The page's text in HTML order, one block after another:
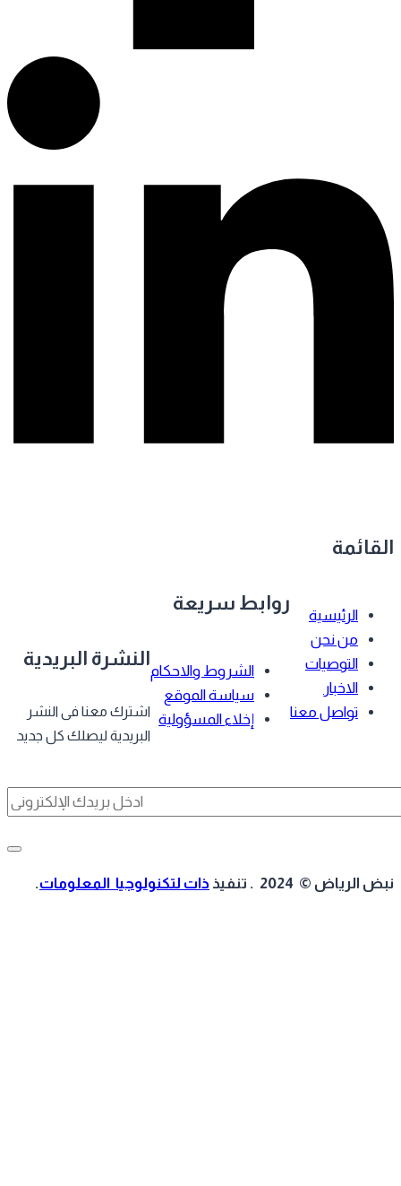
الرئيسية
من نحن
التوصيات
الاخبار
تواصل معنا
روابط سريعة
الشروط والاحكام
سياسة الموقع
إخلاء المسؤولية
النشرة البريدية
اشترك معنا فى النشر
البريدية ليصلك كل جديد
الرياض © 2024 . تنفيذ ذات لتكنولوجيا المعلومات.